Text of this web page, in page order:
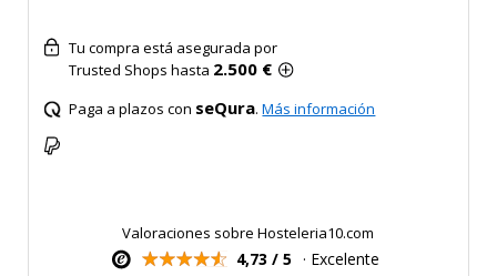
Tu compra está asegurada por
Trusted Shops hasta 2.500 €
Paga a plazos con seQura.Más información
Valoraciones sobre Hosteleria10.com
4,73 / 5 · Excelente